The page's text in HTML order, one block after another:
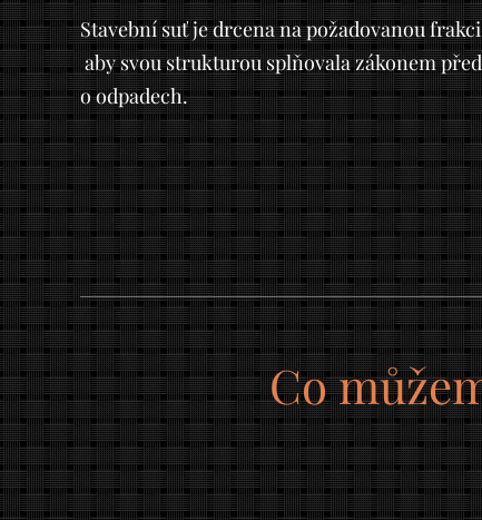
Stavební suť je drcena na požadovanou
aby svou strukturou splňovala zákonem
o odpadech.
Co